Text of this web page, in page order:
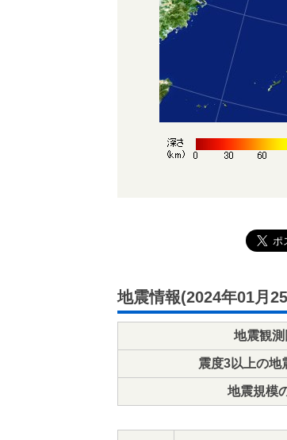
地震情報(2024年01月
地震観測
震度3以上の地
地震規模